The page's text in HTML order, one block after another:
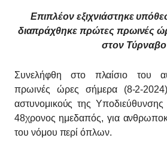
Επιπλέον εξιχνιάστηκε
διαπράχθηκε πρώτες πρωινές
στον Τύρναβο
Συνελήφθη στο πλαίσιο του
πρωινές ώρες σήμερα (8-2-
αστυνομικούς της
48χρονος ημεδαπός, για
του νόμου περί όπλων.